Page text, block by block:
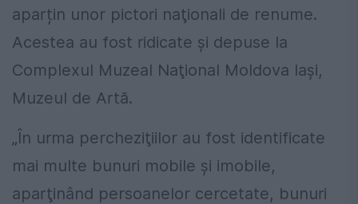
aparțin unor pictori naţionali de renume.
Acestea au fost ridicate şi depuse la
Complexul Muzeal Naţional Moldova Iaşi,
Muzeul de Artă.
„În urma percheziţiilor au fost identificate
mai multe bunuri mobile şi imobile,
aparţinând persoanelor cercetate, bunuri